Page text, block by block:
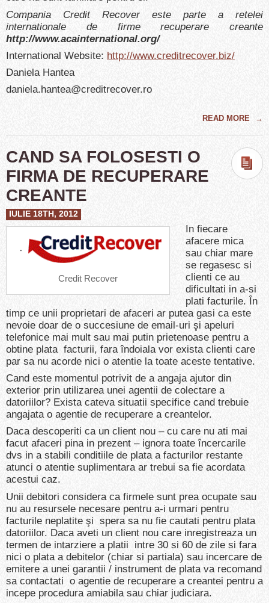
Compania Credit Recover este parte a retelei
internationale de firme recuperare creante
http://www.acainternational.org/
International Website: http://www.creditrecover.biz/
Daniela Hantea
daniela.hantea@creditrecover.ro
READ MORE →
CAND SA FOLOSESTI O
FIRMA DE RECUPERARE
CREANTE
IULIE 18TH, 2012
Credit Recover
In fiecare
afacere mica
sau chiar mare
se regasesc si
clienti ce au
dificultati in a-si
plati facturile. În
timp ce unii proprietari de afaceri ar putea gasi ca este
nevoie doar de o succesiune de email-uri şi apeluri
telefonice mai mult sau mai putin prietenoase pentru a
obtine plata facturii, fara îndoiala vor exista clienti care
par sa nu acorde nici o atentie la toate aceste tentative.
Cand este momentul potrivit de a angaja ajutor din
exterior prin utilizarea unei agentii de colectare a
datoriilor? Exista cateva situatii specifice cand trebuie
angajata o agentie de recuperare a creantelor.
Daca descoperiti ca un client nou – cu care nu ati mai
facut afaceri pina in prezent – ignora toate încercarile
dvs in a stabili conditiile de plata a facturilor restante
atunci o atentie suplimentara ar trebui sa fie acordata
acestui caz.
Unii debitori considera ca firmele sunt prea ocupate sau
nu au resursele necesare pentru a-i urmari pentru
facturile neplatite şi spera sa nu fie cautati pentru plata
datoriilor. Daca aveti un client nou care inregistreaza un
termen de intarziere a platii intre 30 si 60 de zile si fara
nici o plata a debitelor (chiar si partiala) sau incercare de
emitere a unei garantii / instrument de plata va recomand
sa contactati o agentie de recuperare a creantei pentru a
incepe procedura amiabila sau chiar judiciara.